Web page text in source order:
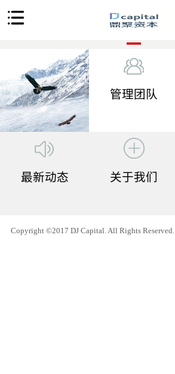
管理团队
最新动态 关于我们
Copyright ©2017 DJ Capital. All Rights Reserved.